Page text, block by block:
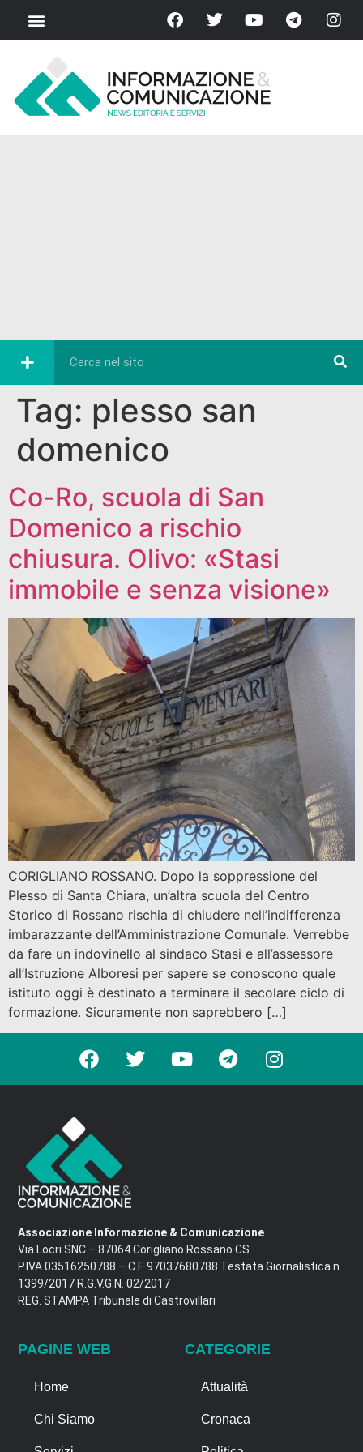
Tag: plesso san
domenico
Co-Ro, scuola di San
Domenico a rischio
chiusura. Olivo: «Stasi
immobile e senza visione»
CORIGLIANO ROSSANO. Dopo la soppressione del
Plesso di Santa Chiara, un’altra scuola del Centro
Storico di Rossano rischia di chiudere nell’indifferenza
imbarazzante dell’Amministrazione Comunale. Verrebbe
da fare un indovinello al sindaco Stasi e all’assessore
all’Istruzione Alboresi per sapere se conoscono quale
istituto oggi è destinato a terminare il secolare ciclo di
formazione. Sicuramente non saprebbero […]
Associazione Informazione & Comunicazione
Via Locri SNC – 87064 Corigliano Rossano CS
P.IVA 03516250788 – C.F. 97037680788 Testata Giornalistica n.
1399/2017 R.G.V.G.N. 02/2017
REG. STAMPA Tribunale di Castrovillari
PAGINE WEB
Home
Chi Siamo
CATEGORIE
Attualità
Cronaca